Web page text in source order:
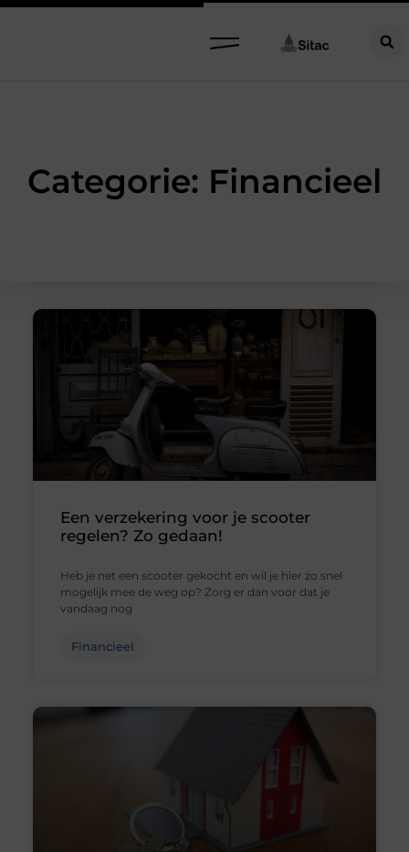
Categorie: Financieel
Een verzekering voor je scooter
regelen? Zo gedaan!
Heb je net een scooter gekocht en wil je hier zo snel
mogelijk mee de weg op? Zorg er dan voor dat je
vandaag nog
Financieel